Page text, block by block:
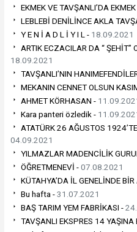
EKMEK VE TAVŞANLI’DA
LEBLEBİ DENİLİNCE AKLA
Y E N İ A D L İ Y I L - 18.09.2021
ARTIK ECZACILAR DA “ ŞEHİT”
18.09.2021
TAVŞANLI’NIN
MEKANIN CENNET OLSUN
AHMET KÖRHASAN -
Kara panteri özledik -
ATATÜRK 26 AĞUSTOS
04.09.2021
YILMAZLAR MADENCİLİK
ÖĞRETMENEVİ -07.08.2021
KÜTAHYA’DA İL GENELİNDE
Bu hafta -31.07.2021
BAŞ TARIM YEM FABRİKASI -
TAVŞANLI EKSPRES 14 YAŞINA